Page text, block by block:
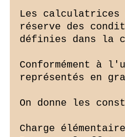
Les calculatrices
réserve des
définies dans la
Conformément à
représentés en
On donne les
Charge